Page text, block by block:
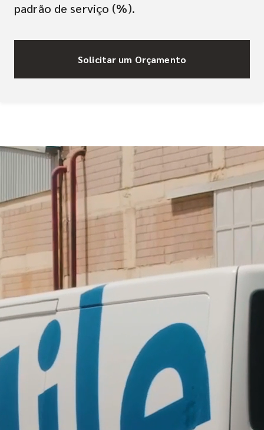
padrão de serviço (%).
Solicitar um Orçamento